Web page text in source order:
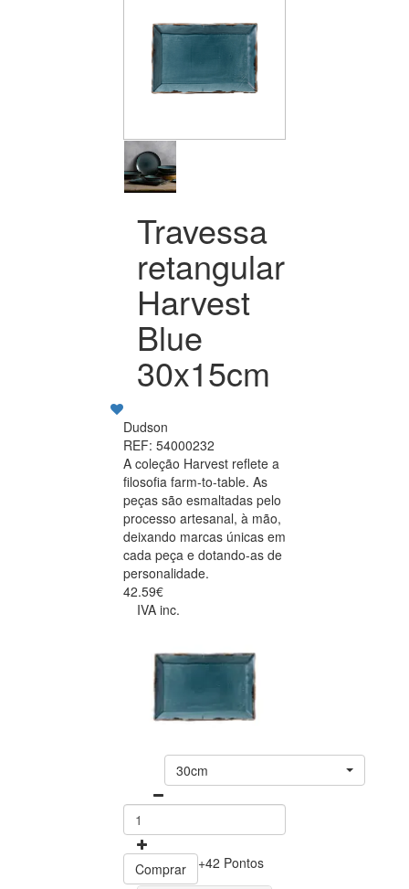
Travessa
retangular
Harvest
Blue
30x15cm
Dudson
REF: 54000232
A coleção Harvest reflete a
filosofia farm-to-table. As
peças são esmaltadas pelo
processo artesanal, à mão,
deixando marcas únicas em
cada peça e dotando-as de
personalidade.
42.59€
IVA inc.
30cm
Comprar +42 Pontos